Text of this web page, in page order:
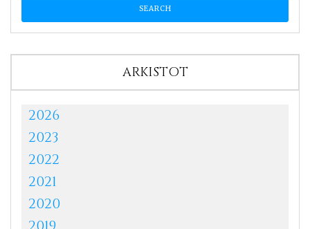
ARKISTOT
2026
2023
2022
2021
2020